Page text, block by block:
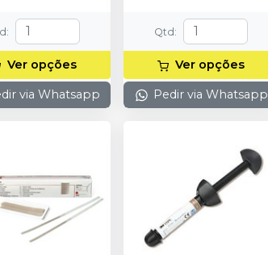
:
Ver opções
via Whatsapp
Qtd:
Ver opções
Pedir via Whatsapp